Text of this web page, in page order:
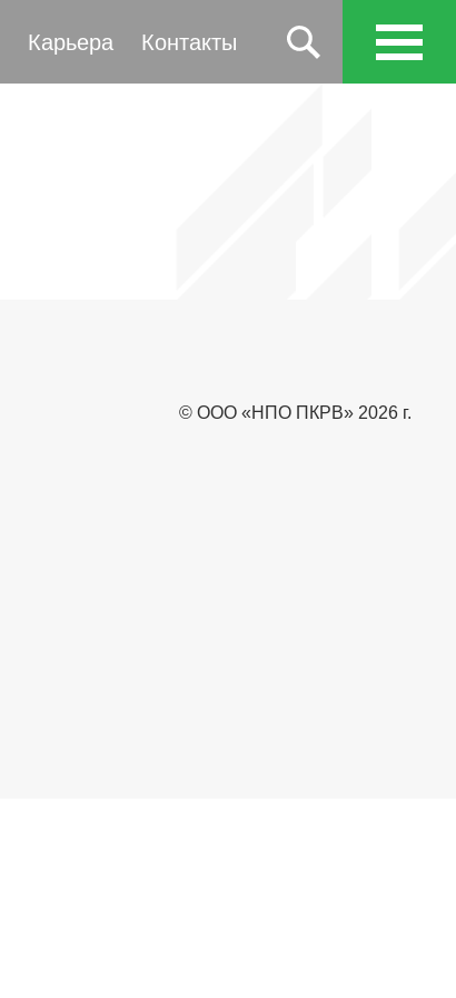
Карьера Контакты
© ООО «НПО ПКРВ» 2026 г.